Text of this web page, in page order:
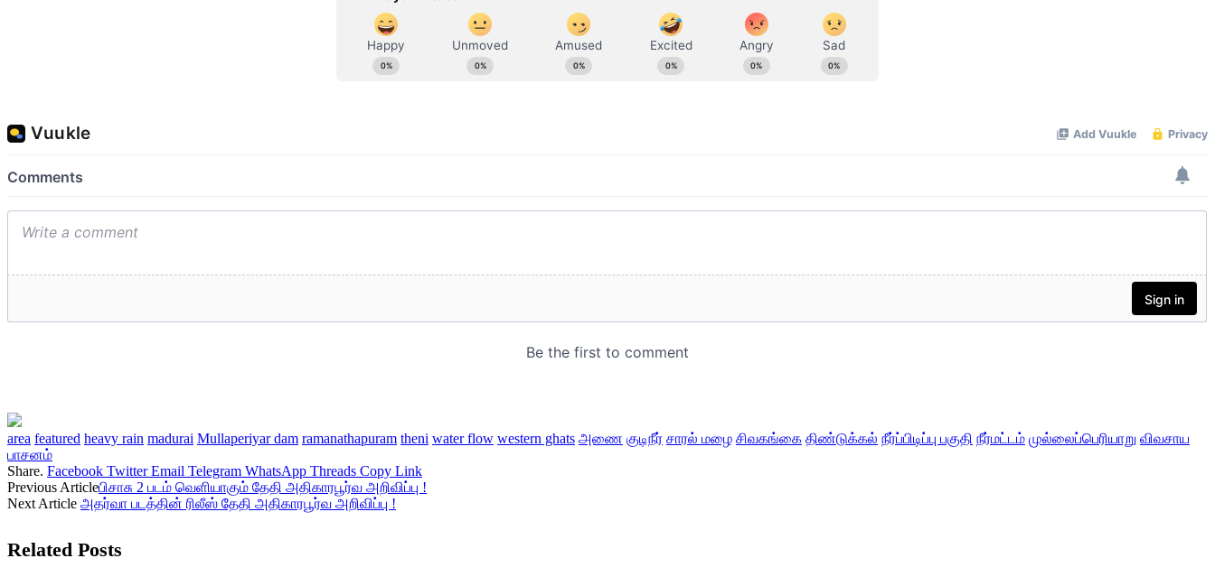
area featured heavy rain madurai Mullaperiyar dam ramanathapuram theni water flow western ghats அணை குடிநீர் சாரல் மழை சிவகங்கை திண்டுக்கல் நீர்ப்பிடிப்பு பகுதி நீர்மட்டம் முல்லைப்பெரியாறு விவசாய
பாசனம்
Share. Facebook Twitter Email Telegram WhatsApp Threads Copy Link
Previous Articleபிசாசு 2 படம் வெளியாகும் தேதி அதிகாரபூர்வ அறிவிப்பு !
Next Article அதர்வா படத்தின் ரிலீஸ் தேதி அதிகாரபூர்வ அறிவிப்பு !
Related Posts